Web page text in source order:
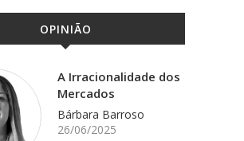
OPINIÃO
A Irracionalidade dos
Mercados
Bárbara Barroso
26/06/2025